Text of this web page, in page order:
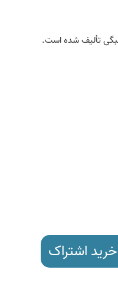
تألیف شده است.
اشتراک